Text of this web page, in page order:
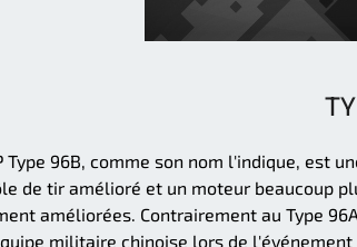
Type 96B, comme son nom l'indique, est
de tir amélioré et un moteur beaucoup
améliorées. Contrairement au Type
militaire chinoise lors de l'événement